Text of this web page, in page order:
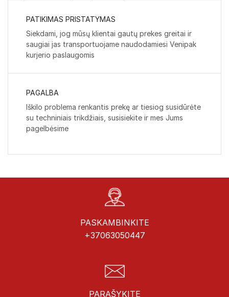
PATIKIMAS PRISTATYMAS
Siekdami, jog mūsų klientai gautų prekes greitai ir
saugiai jas transportuojame naudodamiesi Venipak
kurjerio paslaugomis
PAGALBA
Iškilo problema renkantis prekę ar tiesiog susidūrėte
su techniniais trikdžiais, susisiekite ir mes Jums
pagelbėsime
PASKAMBINKITE
+37063050447
PARAŠYKITE